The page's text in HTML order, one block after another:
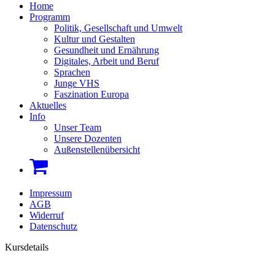
Home
Programm
Politik, Gesellschaft und Umwelt
Kultur und Gestalten
Gesundheit und Ernährung
Digitales, Arbeit und Beruf
Sprachen
Junge VHS
Faszination Europa
Aktuelles
Info
Unser Team
Unsere Dozenten
Außenstellenübersicht
Impressum
AGB
Widerruf
Datenschutz
Kursdetails